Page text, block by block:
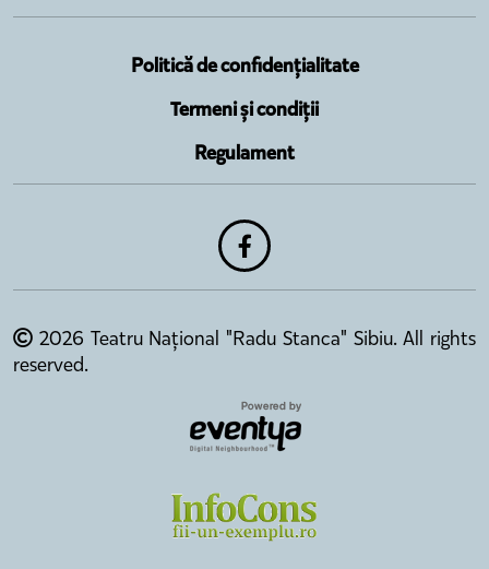
Politică de confidențialitate
Termeni și condiții
Regulament
2026 Teatru Național "Radu Stanca" Sibiu. All rights
reserved.